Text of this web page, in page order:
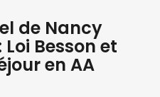
de Nancy
Besson et
en AA